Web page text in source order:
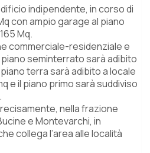
indipendente, in corso di
con ampio garage al piano
Mq.
commerciale-residenziale e
seminterrato sarà adibito
terra sarà adibito a locale
e il piano primo sarà suddiviso
nella frazione
e Montevarchi, in
collega l’area alle località